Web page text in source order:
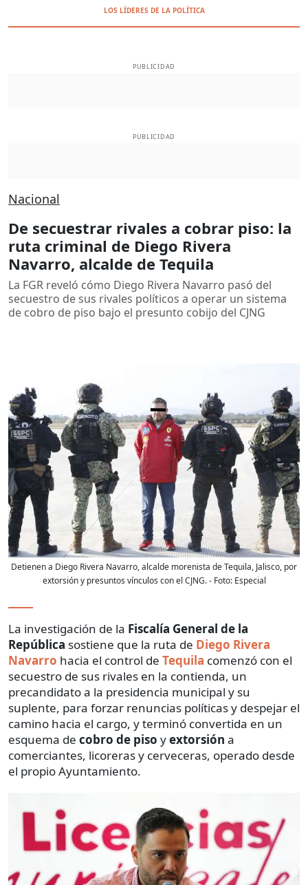
LOS LÍDERES DE LA POLÍTICA
PUBLICIDAD
PUBLICIDAD
Nacional
De secuestrar rivales a cobrar piso: la
ruta criminal de Diego Rivera
Navarro, alcalde de Tequila
La FGR reveló cómo Diego Rivera Navarro pasó del
secuestro de sus rivales políticos a operar un sistema
de cobro de piso bajo el presunto cobijo del CJNG
Detienen a Diego Rivera Navarro, alcalde morenista de Tequila, Jalisco, por
extorsión y presuntos vínculos con el CJNG.- Foto: Especial
La investigación de la Fiscalía General de la
República sostiene que la ruta de Diego Rivera
Navarro hacia el control de Tequila comenzó con el
secuestro de sus rivales en la contienda, un
precandidato a la presidencia municipal y su
suplente, para forzar renuncias políticas y despejar el
camino hacia el cargo, y terminó convertida en un
esquema de cobro de piso yextorsión a
comerciantes, licoreras y cerveceras, operado desde
el propio Ayuntamiento.